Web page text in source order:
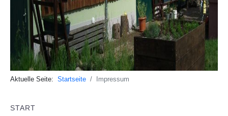
Aktuelle Seite: Startseite Impressum
START